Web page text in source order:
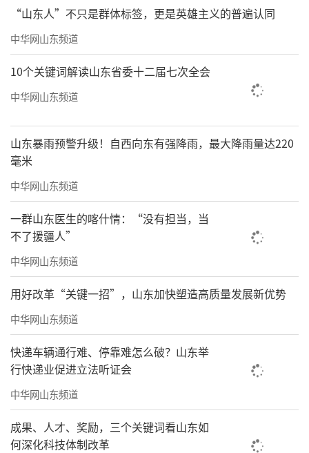
“山东人”不只是群体标签，更是英雄主义的普遍认同
中华网山东频道
10个关键词解读山东省委十二届七次全会
中华网山东频道
山东暴雨预警升级！自西向东有强降雨，最大降雨量达220
毫米
中华网山东频道
一群山东医生的喀什情：“没有担当，当
不了援疆人”
中华网山东频道
用好改革“关键一招”，山东加快塑造高质量发展新优势
中华网山东频道
快递车辆通行难、停靠难怎么破？山东举
行快递业促进立法听证会
中华网山东频道
成果、人才、奖励，三个关键词看山东如
何深化科技体制改革